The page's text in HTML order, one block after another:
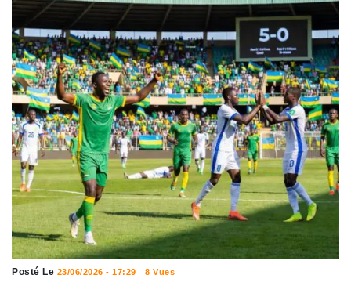
Posté Le 23/06/2026 - 17:29 8 Vues